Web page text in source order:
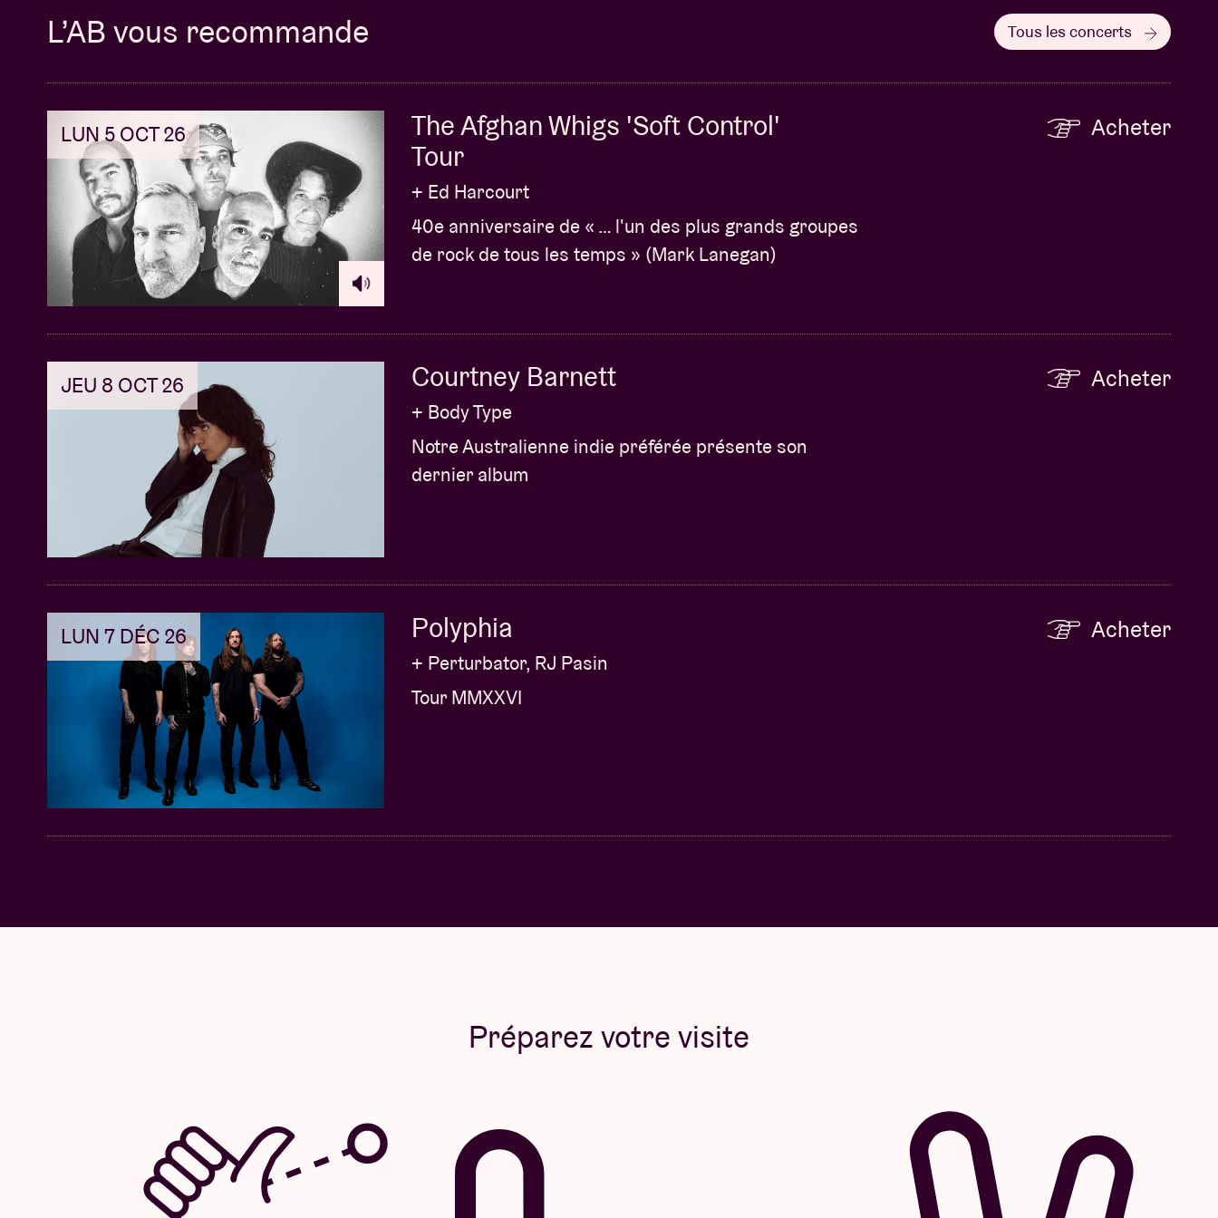
L’AB vous recommande Tous les concerts
LUN 5 OCT 26
The Afghan Whigs 'Soft Control'
Tour
+ Ed Harcourt
40e anniversaire de « … l'un des plus grands groupes
de rock de tous les temps » (Mark Lanegan)
Acheter
JEU 8 OCT 26 Courtney Barnett
+ Body Type
Notre Australienne indie préférée présente son
dernier album
Acheter
LUN 7 DÉC 26 Polyphia
+ Perturbator, RJ Pasin
Tour MMXXVI
Acheter
Préparez votre visite